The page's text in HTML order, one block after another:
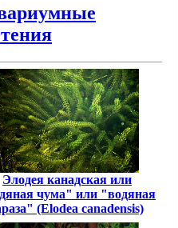
Элодея канадская или
чума" или "водяная
(Elodea canadensis)